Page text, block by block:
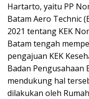
Hartarto, yaitu PP
Batam Aero Technic
2021 tentang KEK
Batam tengah
pengajuan KEK
Badan Pengusahaan
mendukung hal
dilakukan oleh